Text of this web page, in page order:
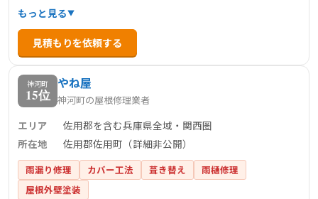
工で提供。特に瓦屋根と各種防水工事に強みを持ち、「誠
心・誠意」「迅速・丁寧」の姿勢でオーダー通りに仕上げ
ることをモットーとしています。施工事例には、葺き替え
や谷修理、瓦の補修工事があり、伝統的かつ確実な技術を
提供。地域顧客への安心価格での施工相談も受け付けてお
り、地域に根付いた信頼性が大きな強みです。
もっと見る
見積もりを依頼する
神河町
15位
やね屋
神河町の屋根修理業者
エリア
佐用郡を含む兵庫県全域・関西圏
所在地
佐用郡佐用町（詳細非公開）
雨漏り修理 カバー工法 葺き替え
雨樋修理
屋根外壁塗装